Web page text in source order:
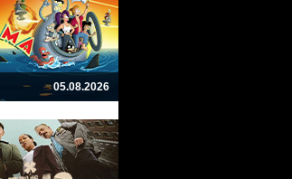
05.08.2026